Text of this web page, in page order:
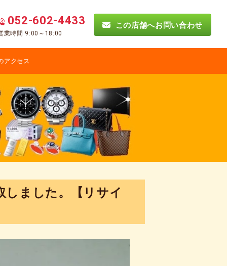
052-602-4433
業時間 9:00～18:00
この店舗へお問い合わせ
アクセス
ました。【リサイ